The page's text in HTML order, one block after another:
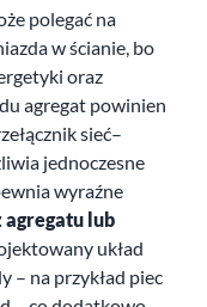
polegać na
w ścianie, bo
oraz
agregat powinien
sieć–
jednoczesne
wyraźne
agregatu lub
układ
– na przykład piec